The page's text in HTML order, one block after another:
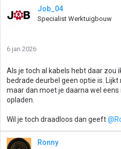
Job_04
Specialist Werktuigbouw
6 jan 2026
Als je toch al kabels hebt daar zou
bedrade deurbel geen optie is.
maar dan moet je daarna wel
opladen.
Wil je toch draadloos dan geeft
Ronny